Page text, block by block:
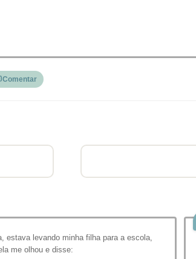
Comentar
estava levando minha filha para a escola,
me olhou e disse: